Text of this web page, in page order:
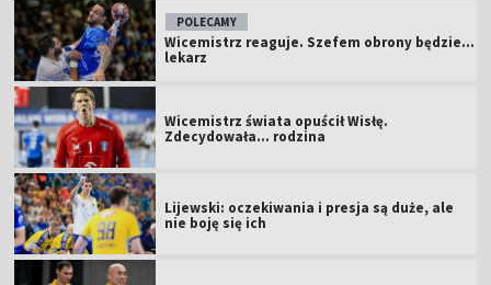
POLECAMY
Wicemistrz reaguje. Szefem obrony będzie...
lekarz
Wicemistrz świata opuścił Wisłę.
Zdecydowała... rodzina
Lijewski: oczekiwania i presja są duże, ale
nie boję się ich